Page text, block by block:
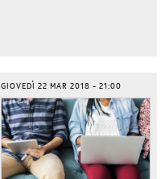
GIOVEDÌ 22 MAR 2018 - 21:00